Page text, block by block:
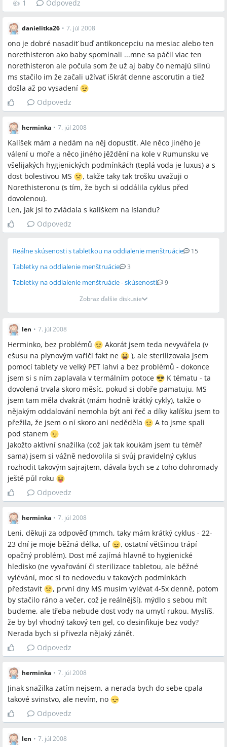
👍 1 Odpovedz
danielitka26 • 7. júl 2008
ono je dobré nasadiť buď antikoncepciu na mesiac alebo ten
norethisteron ako baby spomínali ...mne sa páčil viac ten
norethisteron ale počula som že už aj baby čo nemajú silnú
ms stačilo im že začali užívať i5krát denne ascorutin a tiež
došla až po vysadení
Odpovedz
herminka • 7. júl 2008
Kalíšek mám a nedám na něj dopustit. Ale něco jiného je
válení u moře a něco jiného jěždění na kole v Rumunsku ve
všelijakých hygienických podmínkách (teplá voda je luxus) a s
dost bolestivou MS
, takže taky tak trošku uvažuji o
Norethisteronu (s tím, že bych si oddálila cyklus před
dovolenou).
Len, jak jsi to zvládala s kalíškem na Islandu?
Odpovedz
Reálne skúsenosti s tabletkou na oddialenie menštruácie 15
Tabletky na oddialenie menštruácie 3
Tabletky na oddialenie menštruácie - skúsenosti
9
Zobraz ďalšie diskusie
len • 7. júl 2008
Herminko, bez problémů
Akorát jsem teda nevyvářela (v
ešusu na plynovým vařiči fakt ne
), ale sterilizovala jsem
pomocí tablety ve velký PET lahvi a bez problémů - dokonce
jsem si s ním zaplavala v termálním potoce
K tématu - ta
dovolená trvala skoro měsíc, pokud si dobře pamatuju, MS
jsem tam měla dvakrát (mám hodně krátký cykly), takže o
nějakým oddalování nemohla být ani řeč a díky kalíšku jsem to
přežila, že jsem o ní skoro ani neděděla
A to jsme spali
pod stanem
Jakožto aktivní snažilka (což jak tak koukám jsem tu téměř
sama) jsem si vážně nedovolila si svůj pravidelný cyklus
rozhodit takovým sajrajtem, dávala bych se z toho dohromady
ještě půl roku
Odpovedz
herminka • 7. júl 2008
Leni, děkuji za odpověď (mmch, taky mám krátký cyklus - 22-
23 dní je moje běžná délka, uf
, ostatní většinou trápí
opačný problém). Dost mě zajímá hlavně to hygienické
hledisko (ne vyvařování či sterilizace tabletou, ale běžné
vylévání, moc si to nedovedu v takových podmínkách
představit
, první dny MS musím vylévat 4-5x denně, potom
by stačilo ráno a večer, což je reálnější), mýdlo s sebou mít
budeme, ale třeba nebude dost vody na umytí rukou. Myslíš,
že by byl vhodný takový ten gel, co desinfikuje bez vody?
Nerada bych si přivezla nějaký zánět.
Odpovedz
herminka • 7. júl 2008
Jinak snažilka zatím nejsem, a nerada bych do sebe cpala
takové svinstvo, ale nevím, no
Odpovedz
len • 7. júl 2008